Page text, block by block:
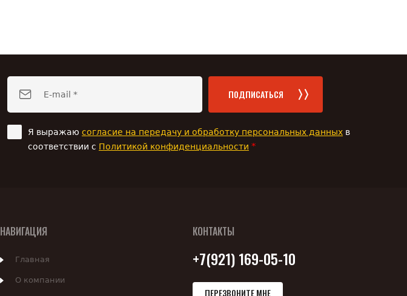
Я выражаю согласие на передачу и обработку персональных данных в
соответствии с Политикой конфиденциальности *
ПОДПИСАТЬСЯ
НАВИГАЦИЯ
Главная
О компании
КОНТАКТЫ
+7(921) 169-05-10
ПЕРЕЗВОНИТЕ МНЕ